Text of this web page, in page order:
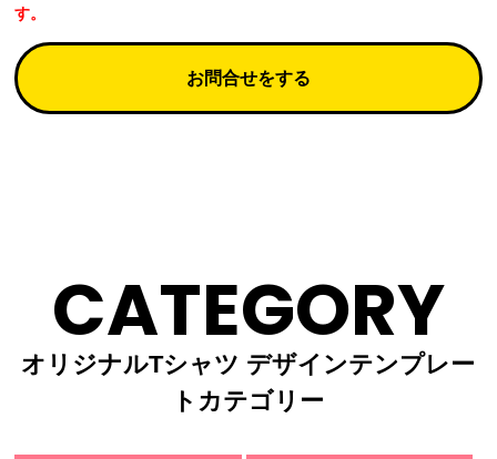
す。
お問合せをする
CATEGORY
オリジナルTシャツ デザインテンプレー
トカテゴリー